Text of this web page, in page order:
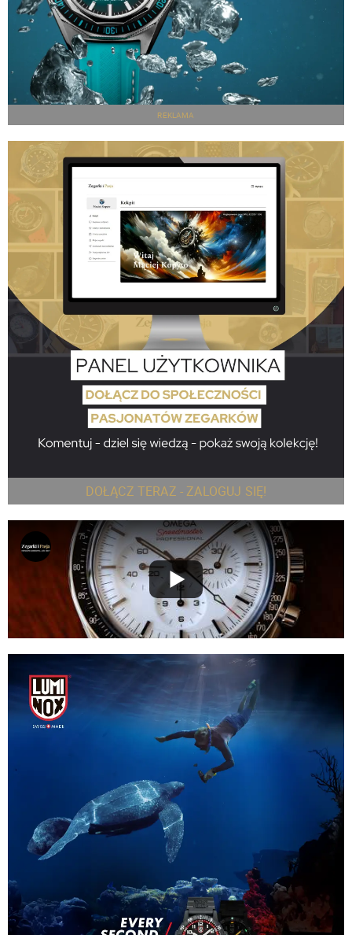
REKLAMA
DOŁĄCZ TERAZ - ZALOGUJ SIĘ!